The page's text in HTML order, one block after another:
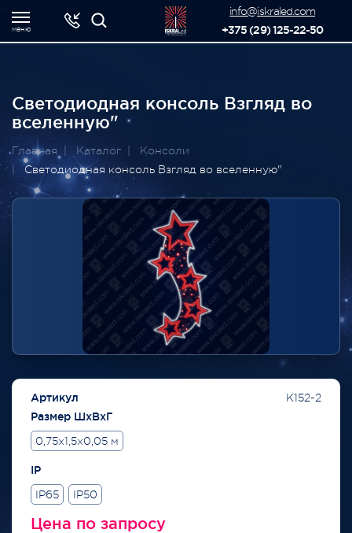
-->
меню
info@iskraled.com
+375 (29) 125-22-50
Светодиодная консоль Взгляд во
вселенную"
Главная Каталог
Консоли
Светодиодная консоль Взгляд во вселенную"
Артикул
K152-2
Размер ШхВхГ
0,75x1,5x0,05 м
IP
IP65
IP50
Цена по запросу